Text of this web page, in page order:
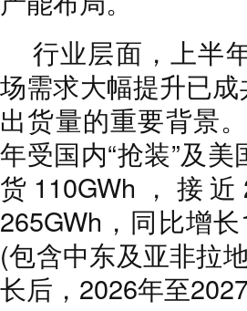
行业层面，上半
场需求大幅提升已
出货量的重要背景
年受国内“抢装”及
货110GWh，接
265GWh，同比增
(包含中东及亚非拉
长后，2026年至